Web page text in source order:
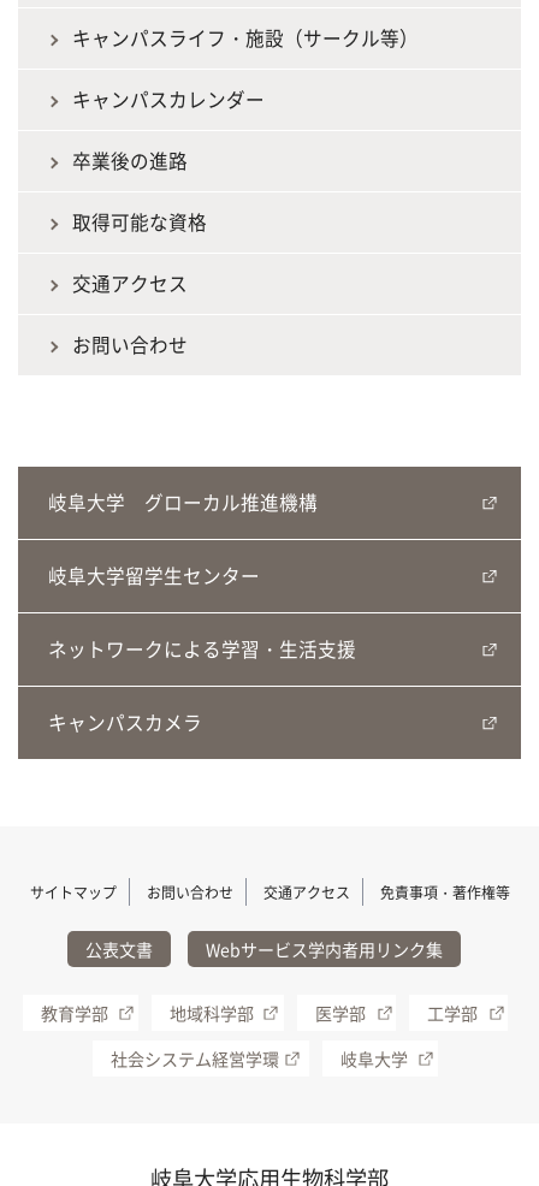
キャンパスライフ・施設（サークル等）
キャンパスカレンダー
卒業後の進路
取得可能な資格
交通アクセス
お問い合わせ
岐阜大学 グローカル推進機構
岐阜大学留学生センター
ネットワークによる学習・生活支援
キャンパスカメラ
サイトマップ お問い合わせ 交通アクセス 免責事項・著作権等
公表文書 Webサービス学内者用リンク集
教育学部 地域科学部 医学部
工学部
社会システム経営学環
岐阜大学
岐阜大学応用生物科学部